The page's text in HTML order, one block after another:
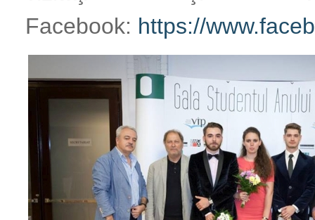
Facebook: https://